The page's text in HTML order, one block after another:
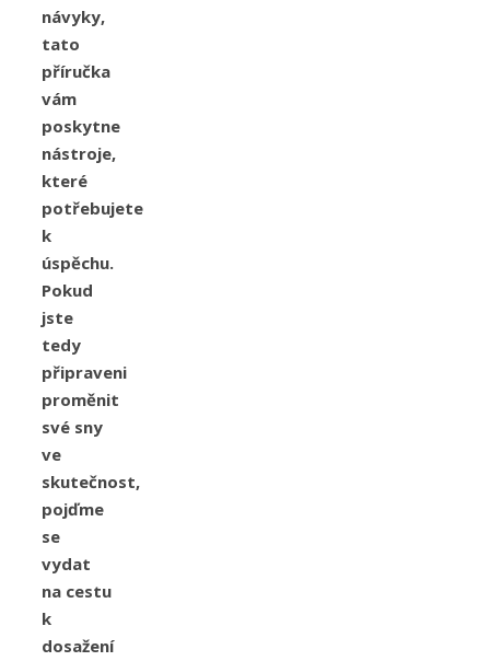
návyky,
tato
příručka
vám
poskytne
nástroje,
které
potřebujete
k
úspěchu.
Pokud
jste
tedy
připraveni
proměnit
své sny
ve
skutečnost,
pojďme
se
vydat
na cestu
k
dosažení